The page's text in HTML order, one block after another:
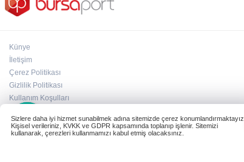
Künye
İletişim
Çerez Politikası
Gizlilik Politikası
Kullanım Koşulları
Sizlere daha iyi hizmet sunabilmek adına sitemizde çerez konumlandırmaktayız.
Kişisel verileriniz, KVKK ve GDPR kapsamında toplanıp işlenir. Sitemizi
kullanarak, çerezleri kullanmamızı kabul etmiş olacaksınız.
Whatsapp×